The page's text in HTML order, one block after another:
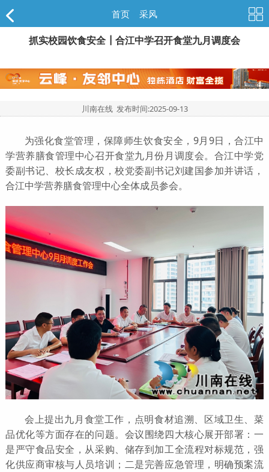
首页 采风
抓实校园饮食安全┃合江中学召开食堂九月调度会
川南在线 发布时间:2025-09-13
为强化食堂管理，保障师生饮食安全，9月9日，合江中
学营养膳食管理中心召开食堂九月份月调度会。合江中学党
委副书记、校长成友权，校党委副书记刘建国参加并讲话，
合江中学营养膳食管理中心全体成员参会。
会上提出九月食堂工作，点明食材追溯、区域卫生、菜
品优化等方面存在的问题。会议围绕四大核心展开部署：一
是严守食品安全，从采购、储存到加工全流程对标规范，强
化供应商审核与人员培训；二是完善应急管理，明确预案流